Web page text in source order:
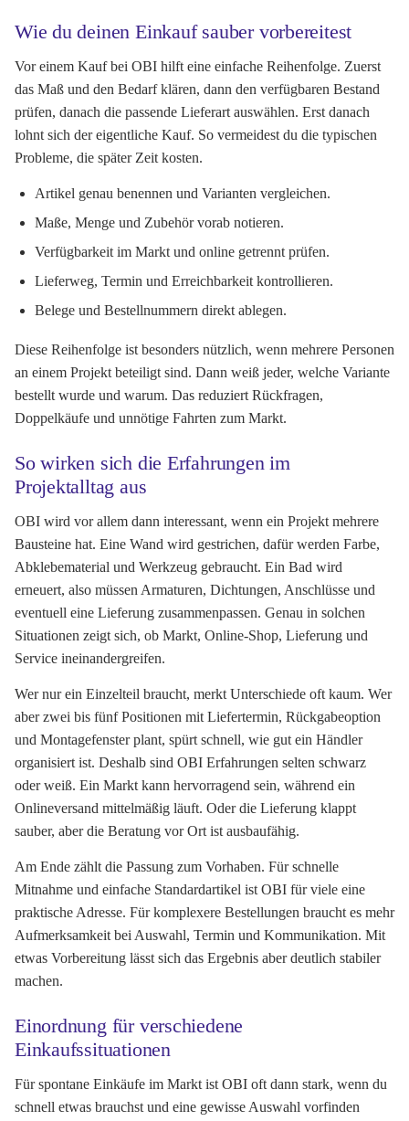
Wie du deinen Einkauf sauber vorbereitest
Vor einem Kauf bei OBI hilft eine einfache Reihenfolge. Zuerst
das Maß und den Bedarf klären, dann den verfügbaren Bestand
prüfen, danach die passende Lieferart auswählen. Erst danach
lohnt sich der eigentliche Kauf. So vermeidest du die typischen
Probleme, die später Zeit kosten.
Artikel genau benennen und Varianten vergleichen.
Maße, Menge und Zubehör vorab notieren.
Verfügbarkeit im Markt und online getrennt prüfen.
Lieferweg, Termin und Erreichbarkeit kontrollieren.
Belege und Bestellnummern direkt ablegen.
Diese Reihenfolge ist besonders nützlich, wenn mehrere Personen
an einem Projekt beteiligt sind. Dann weiß jeder, welche Variante
bestellt wurde und warum. Das reduziert Rückfragen,
Doppelkäufe und unnötige Fahrten zum Markt.
So wirken sich die Erfahrungen im
Projektalltag aus
OBI wird vor allem dann interessant, wenn ein Projekt mehrere
Bausteine hat. Eine Wand wird gestrichen, dafür werden Farbe,
Abklebematerial und Werkzeug gebraucht. Ein Bad wird
erneuert, also müssen Armaturen, Dichtungen, Anschlüsse und
eventuell eine Lieferung zusammenpassen. Genau in solchen
Situationen zeigt sich, ob Markt, Online-Shop, Lieferung und
Service ineinandergreifen.
Wer nur ein Einzelteil braucht, merkt Unterschiede oft kaum. Wer
aber zwei bis fünf Positionen mit Liefertermin, Rückgabeoption
und Montagefenster plant, spürt schnell, wie gut ein Händler
organisiert ist. Deshalb sind OBI Erfahrungen selten schwarz
oder weiß. Ein Markt kann hervorragend sein, während ein
Onlineversand mittelmäßig läuft. Oder die Lieferung klappt
sauber, aber die Beratung vor Ort ist ausbaufähig.
Am Ende zählt die Passung zum Vorhaben. Für schnelle
Mitnahme und einfache Standardartikel ist OBI für viele eine
praktische Adresse. Für komplexere Bestellungen braucht es mehr
Aufmerksamkeit bei Auswahl, Termin und Kommunikation. Mit
etwas Vorbereitung lässt sich das Ergebnis aber deutlich stabiler
machen.
Einordnung für verschiedene
Einkaufssituationen
Für spontane Einkäufe im Markt ist OBI oft dann stark, wenn du
schnell etwas brauchst und eine gewisse Auswahl vorfinden